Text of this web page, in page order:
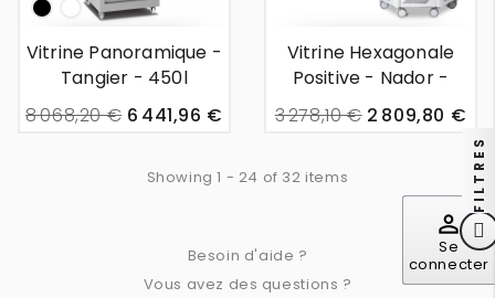
perm_identity
Se
connecter
noir White
Vitrine Panoramique -
Tangier - 450l
8 068,20 € 6 441,96 €
Vitrine Hexagonale
Positive - Nador -
600l
3 278,10 € 2 809,80 €
Showing 1 - 24 of 32 items
Besoin d'aide ?
Vous avez des questions ?
FILTRES